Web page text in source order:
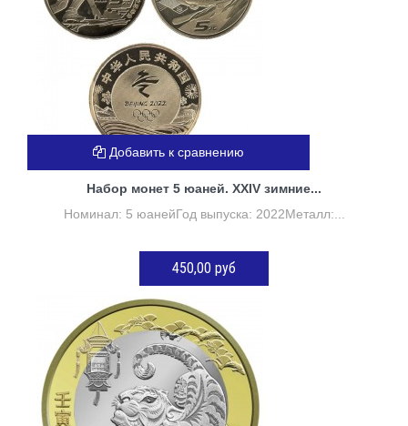
Набор монет 5 юаней. XXIV зимние...
Номинал: 5 юанейГод выпуска: 2022Металл:...
450,00 руб
ДОБАВИТЬ В КОРЗИНУ
Добавить к сравнению